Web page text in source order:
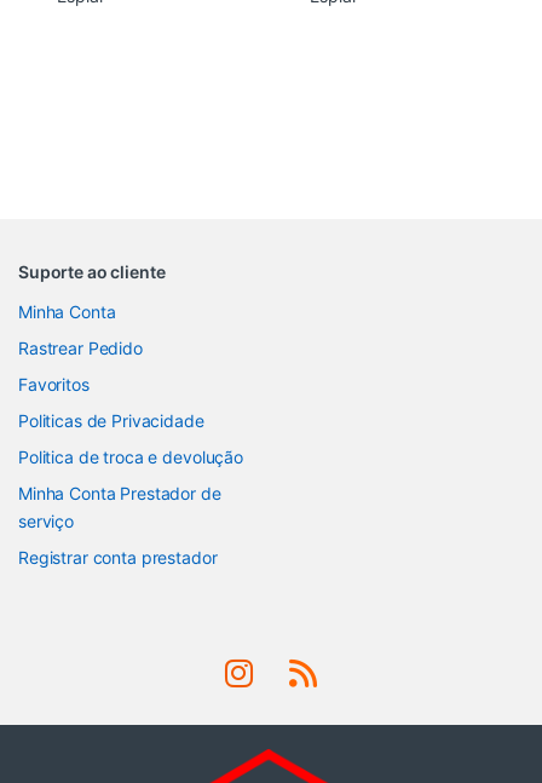
Suporte ao cliente
Minha Conta
Rastrear Pedido
Favoritos
Politicas de Privacidade
Politica de troca e devolução
Minha Conta Prestador de
serviço
Registrar conta prestador